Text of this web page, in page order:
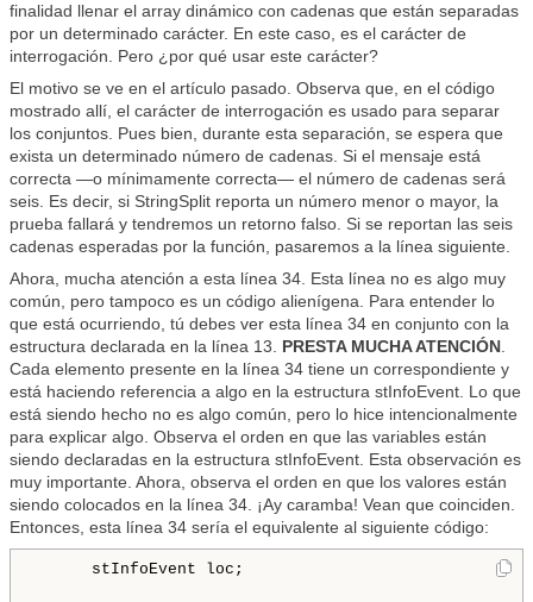
finalidad llenar el array dinámico con cadenas que están separadas
por un determinado carácter. En este caso, es el carácter de
interrogación. Pero ¿por qué usar este carácter?
El motivo se ve en el artículo pasado. Observa que, en el código
mostrado allí, el carácter de interrogación es usado para separar
los conjuntos. Pues bien, durante esta separación, se espera que
exista un determinado número de cadenas. Si el mensaje está
correcta —o mínimamente correcta— el número de cadenas será
seis. Es decir, si StringSplit reporta un número menor o mayor, la
prueba fallará y tendremos un retorno falso. Si se reportan las seis
cadenas esperadas por la función, pasaremos a la línea siguiente.
Ahora, mucha atención a esta línea 34. Esta línea no es algo muy
común, pero tampoco es un código alienígena. Para entender lo
que está ocurriendo, tú debes ver esta línea 34 en conjunto con la
estructura declarada en la línea 13. PRESTA MUCHA ATENCIÓN
Cada elemento presente en la línea 34 tiene un correspondiente y
está haciendo referencia a algo en la estructura stInfoEvent. Lo que
está siendo hecho no es algo común, pero lo hice intencionalmente
para explicar algo. Observa el orden en que las variables están
siendo declaradas en la estructura stInfoEvent. Esta observación es
muy importante. Ahora, observa el orden en que los valores están
siendo colocados en la línea 34. ¡Ay caramba! Vean que coinciden.
Entonces, esta línea 34 sería el equivalente al siguiente código:
stInfoEvent loc;